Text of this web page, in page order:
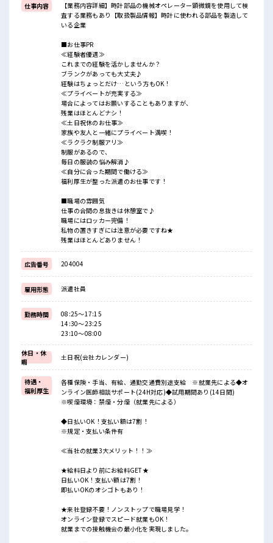
仕事内容
【業務内容詳細】時計部品の機械オペレーター顕微鏡を使用して検
査する業務もあり【取扱製品情報】時計に使われる部品を製造して
いる企業
■お仕事PR
≪経験者優遇≫
これまでの経験を活かしませんか？
ブランクがあっても大丈夫♪
経験はちょっとだけ…という方もOK！
≪プライベートが充実する≫
場合によってはお願いすることもありますが、
残業はほとんどナシ！
≪土日祝休のお仕事≫
家族や友人と一緒にプライベート満喫！
≪ラクラク制服アリ≫
制服があるので、
毎日の服装の悩み解消♪
≪自分に合った期間で働ける≫
福利厚生が整った派遣のお仕事です！
■職場の雰囲気
仕事の合間の息抜きは休憩室で♪
職場にはロッカー完備！
私物の置きすぎには注意が必要ですね★
残業はほとんどありません！
広告番号 204004
雇用形態 派遣社員
勤務時間
08:25～17:15
14:30～23:25
23:10～08:00
休日・休
暇
土日祝(会社カレンダー)
待遇・
福利厚生
各種保険・手当、有給、通勤交通費別途支給 ※就業先による◆オ
ンライン医師相談サポート(24H対応)◆試用期間あり(14日間)
※喫煙環境：禁煙・分煙（就業先による）
◆日払いOK！支払い額は7割！
※規定・支払い条件有
≪当社の就業3大メリット！！≫
★給料日より前にお給料GET★
日払いOK！支払い額は7割！
即払いOKのオシゴトもあり！
★来社登録不要！ノンストップで職場見学！
オンライン登録でスピード就業もOK！
就業までの接触機会の最小化を実現しました。